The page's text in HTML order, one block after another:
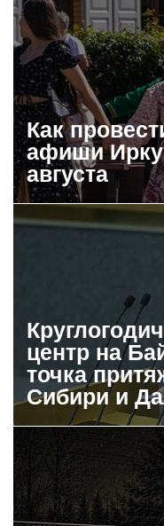
Как
афиши
августа
центр на
точка
Сибири и